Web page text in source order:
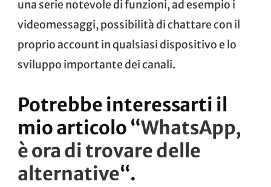
una serie notevole di funzioni, ad esempio i
videomessaggi, possibilità di chattare con il
proprio account in qualsiasi dispositivo e lo
sviluppo importante dei canali.
Potrebbe interessarti il
mio articolo “WhatsApp,
è ora di trovare delle
alternative“.